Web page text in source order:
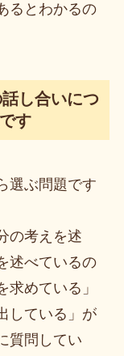
るとわかるの
し合いにつ
す
選ぶ問題です
の考えを述
述べているの
めている」
している」が
質問してい